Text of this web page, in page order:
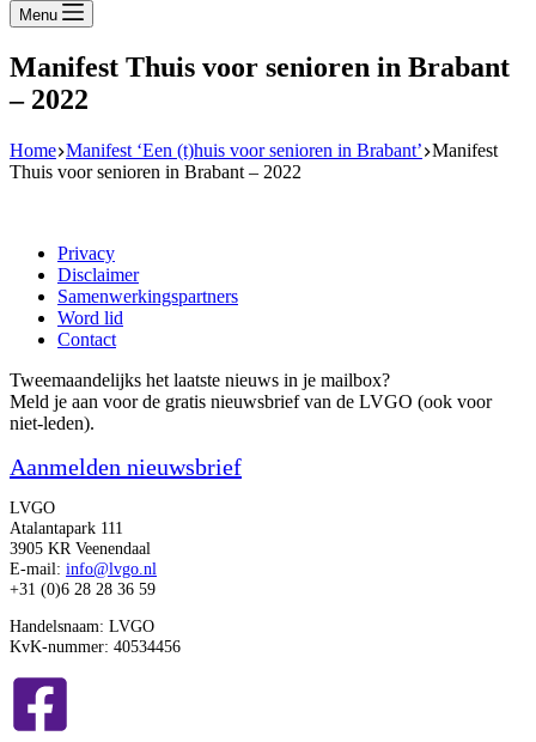
Menu
Manifest Thuis voor senioren in Brabant
– 2022
Home Manifest ‘Een (t)huis voor senioren in Brabant’ Manifest
Thuis voor senioren in Brabant – 2022
Privacy
Disclaimer
Samenwerkingspartners
Word lid
Contact
Tweemaandelijks het laatste nieuws in je mailbox?
Meld je aan voor de gratis nieuwsbrief van de LVGO (ook voor
niet-leden).
Aanmelden nieuwsbrief
LVGO
Atalantapark 111
3905 KR Veenendaal
E-mail: info@lvgo.nl
+31 (0)6 28 28 36 59
Handelsnaam: LVGO
KvK-nummer: 40534456